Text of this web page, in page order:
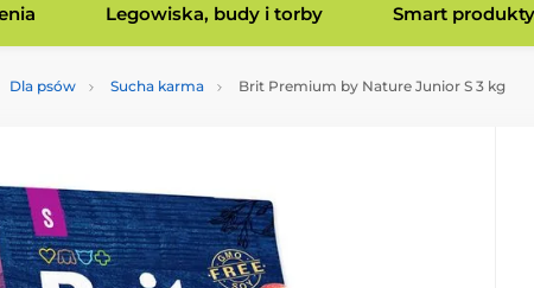
Legowiska, budy i torby Smart produkty
Dla psów Sucha karma Brit Premium by Nature Junior S 3 kg